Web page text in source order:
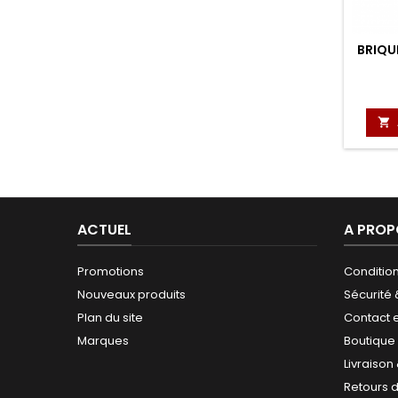

ACTUEL
Promotions
Nouveaux produits
Plan du site
Marques
A
Sécurité
Contact
Retours